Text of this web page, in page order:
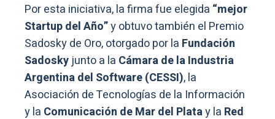
Por esta iniciativa, la firma fue elegida “mejor
Startup del Año”y obtuvo también el Premio
Sadosky de Oro, otorgado por la Fundación
Sadosky junto a la Cámara de la Industria
Argentina del Software (CESSI), la
Asociación de Tecnologías de la Información
y la Comunicación de Mar del Platay la Red